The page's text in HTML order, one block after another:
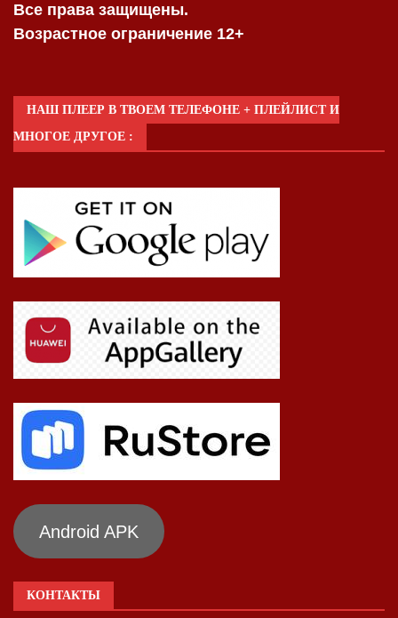
Все права защищены.
Возрастное ограничение 12+
НАШ ПЛЕЕР В ТВОЕМ ТЕЛЕФОНЕ + ПЛЕЙЛИСТ И
МНОГОЕ ДРУГОЕ :
Android APK
КОНТАКТЫ